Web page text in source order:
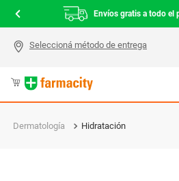
Envíos gratis a todo el
Dermatología Hidratación